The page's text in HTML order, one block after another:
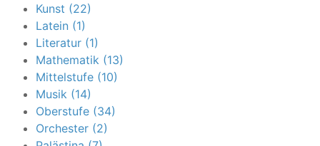
Kunst (22)
Latein (1)
Literatur (1)
Mathematik (13)
Mittelstufe (10)
Musik (14)
Oberstufe (34)
Orchester (2)